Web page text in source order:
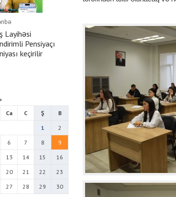
Layihəsi
Pensiyaçı
keçirilir
Ca C Ş
B
1
2
6 7 8
9
13 14 15
16
20 21 22
23
27 28 29
30